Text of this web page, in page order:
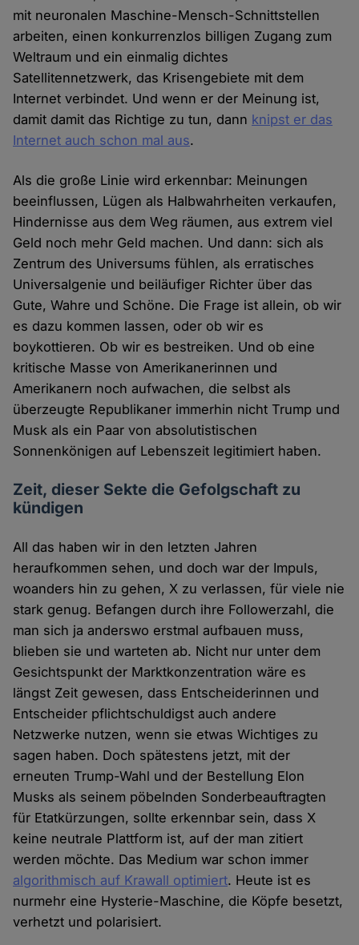
mit neuronalen Maschine-Mensch-Schnittstellen
arbeiten, einen konkurrenzlos billigen Zugang zum
Weltraum und ein einmalig dichtes
Satellitennetzwerk, das Krisengebiete mit dem
Internet verbindet. Und wenn er der Meinung ist,
damit damit das Richtige zu tun, dann knipst er das
Internet auch schon mal aus.
Als die große Linie wird erkennbar: Meinungen
beeinflussen, Lügen als Halbwahrheiten verkaufen,
Hindernisse aus dem Weg räumen, aus extrem viel
Geld noch mehr Geld machen. Und dann: sich als
Zentrum des Universums fühlen, als erratisches
Universalgenie und beiläufiger Richter über das
Gute, Wahre und Schöne. Die Frage ist allein, ob wir
es dazu kommen lassen, oder ob wir es
boykottieren. Ob wir es bestreiken. Und ob eine
kritische Masse von Amerikanerinnen und
Amerikanern noch aufwachen, die selbst als
überzeugte Republikaner immerhin nicht Trump und
Musk als ein Paar von absolutistischen
Sonnenkönigen auf Lebenszeit legitimiert haben.
Zeit, dieser Sekte die Gefolgschaft zu
kündigen
All das haben wir in den letzten Jahren
heraufkommen sehen, und doch war der Impuls,
woanders hin zu gehen, X zu verlassen, für viele nie
stark genug. Befangen durch ihre Followerzahl, die
man sich ja anderswo erstmal aufbauen muss,
blieben sie und warteten ab. Nicht nur unter dem
Gesichtspunkt der Marktkonzentration wäre es
längst Zeit gewesen, dass Entscheiderinnen und
Entscheider pflichtschuldigst auch andere
Netzwerke nutzen, wenn sie etwas Wichtiges zu
sagen haben. Doch spätestens jetzt, mit der
erneuten Trump-Wahl und der Bestellung Elon
Musks als seinem pöbelnden Sonderbeauftragten
für Etatkürzungen, sollte erkennbar sein, dass X
keine neutrale Plattform ist, auf der man zitiert
werden möchte. Das Medium war schon immer
algorithmisch auf Krawall optimiert. Heute ist es
nurmehr eine Hysterie-Maschine, die Köpfe besetzt,
verhetzt und polarisiert.